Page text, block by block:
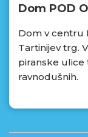
Dom POD
Dom v centru
Tartinijev trg.
piranske ulice
ravnodušnih.